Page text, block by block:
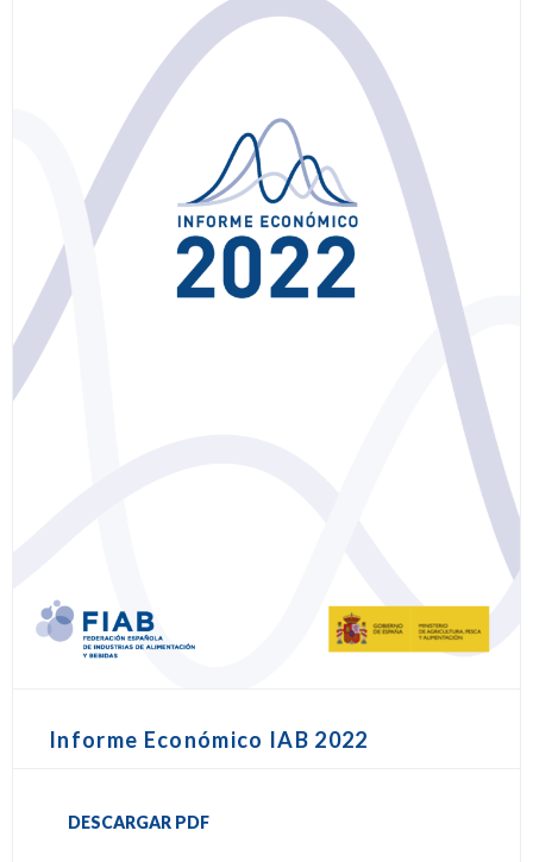
Informe Económico IAB 2022
DESCARGAR PDF